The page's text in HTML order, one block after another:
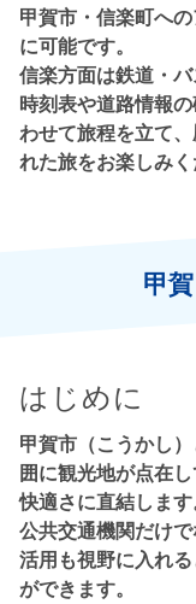
甲賀市・信楽町へ
に可能です。
信楽方面は鉄道・
時刻表や道路情報
わせて旅程を立て
れた旅をお楽しみく
甲
はじめに
甲賀市（こうかし
囲に観光地が点在
快適さに直結します
公共交通機関だけ
活用も視野に入れ
ができます。